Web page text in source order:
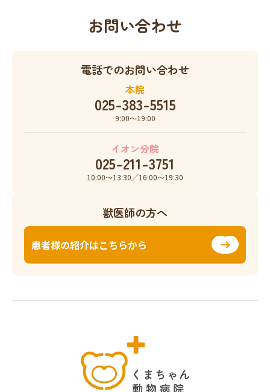
お問い合わせ
電話でのお問い合わせ
本院
025-383-5515
9:00〜19:00
イオン分院
025-211-3751
10:00〜13:30／16:00〜19:30
獣医師の方へ
患者様の紹介はこちらから